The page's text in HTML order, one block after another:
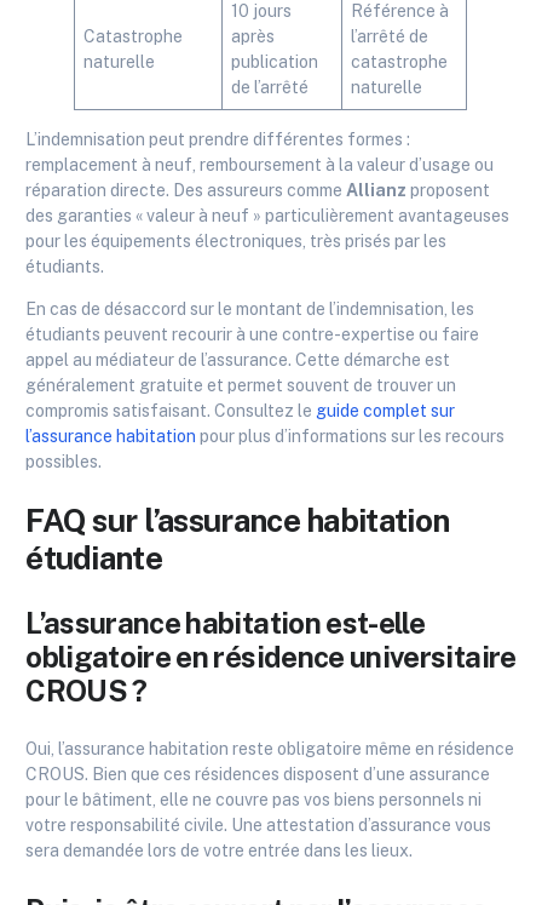
Catastrophe
naturelle
10 jours
après
publication
de l’arrêté
Référence à
l’arrêté de
catastrophe
naturelle
L’indemnisation peut prendre différentes formes :
remplacement à neuf, remboursement à la valeur d’usage ou
réparation directe. Des assureurs commeAllianz proposent
des garanties « valeur à neuf » particulièrement avantageuses
pour les équipements électroniques, très prisés par les
étudiants.
En cas de désaccord sur le montant de l’indemnisation, les
étudiants peuvent recourir à une contre-expertise ou faire
appel au médiateur de l’assurance. Cette démarche est
généralement gratuite et permet souvent de trouver un
compromis satisfaisant. Consultez leguide complet sur
l’assurance habitation pour plus d’informations sur les recours
possibles.
FAQ sur l’assurance habitation
étudiante
L’assurance habitation est-elle
obligatoire en résidence universitaire
CROUS ?
Oui, l’assurance habitation reste obligatoire même en résidence
CROUS. Bien que ces résidences disposent d’une assurance
pour le bâtiment, elle ne couvre pas vos biens personnels ni
votre responsabilité civile. Une attestation d’assurance vous
sera demandée lors de votre entrée dans les lieux.